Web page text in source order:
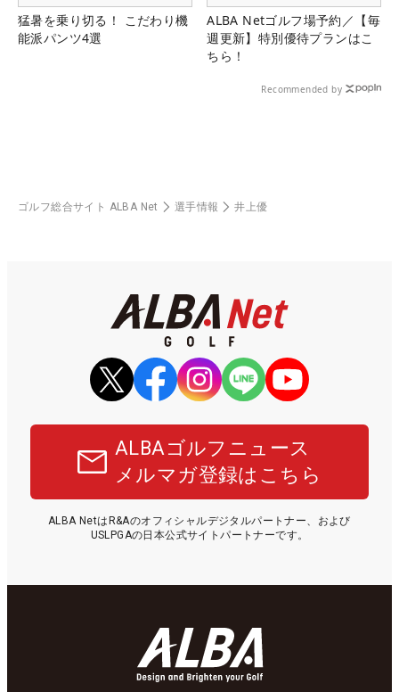
猛暑を乗り切る！ こだわり機
能派パンツ4選
ALBA Netゴルフ場予約／【毎
週更新】特別優待プランはこ
ちら！
Recommended by
ゴルフ総合サイト ALBA Net 選手情報 井上優
ALBAゴルフニュース
メルマガ登録はこちら
ALBA NetはR&Aのオフィシャルデジタルパートナー、および
USLPGAの日本公式サイトパートナーです。